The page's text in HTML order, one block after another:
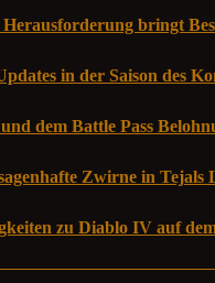
bringt
in der Saison des
dem Battle Pass
Zwirne in Tejals
zu Diablo IV auf